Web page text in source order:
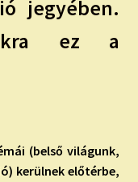
jegyében.
ez a
(belső világunk,
kerülnek előtérbe,